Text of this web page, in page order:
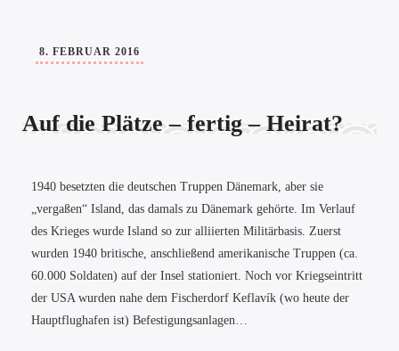
8. FEBRUAR 2016
Auf die Plätze – fertig – Heirat?
1940 besetzten die deutschen Truppen Dänemark, aber sie
„vergaßen“ Island, das damals zu Dänemark gehörte. Im Verlauf
des Krieges wurde Island so zur alliierten Militärbasis. Zuerst
wurden 1940 britische, anschließend amerikanische Truppen (ca.
60.000 Soldaten) auf der Insel stationiert. Noch vor Kriegseintritt
der USA wurden nahe dem Fischerdorf Keflavík (wo heute der
Hauptflughafen ist) Befestigungsanlagen…